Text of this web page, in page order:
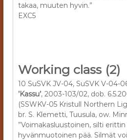
takaa, muuten hyvin.”
EXC5
Working class (2)
10 SuSVK JV-04, SuSVK V-04-
’Kassu’, 2003-103/02, dob.
(SSWKV-05 Kristull Northern
br. S. Klemetti, Tuusula, ow.
”Voimakasluustoinen, silti erittin
hyvänmuotoinen pää. Silmät